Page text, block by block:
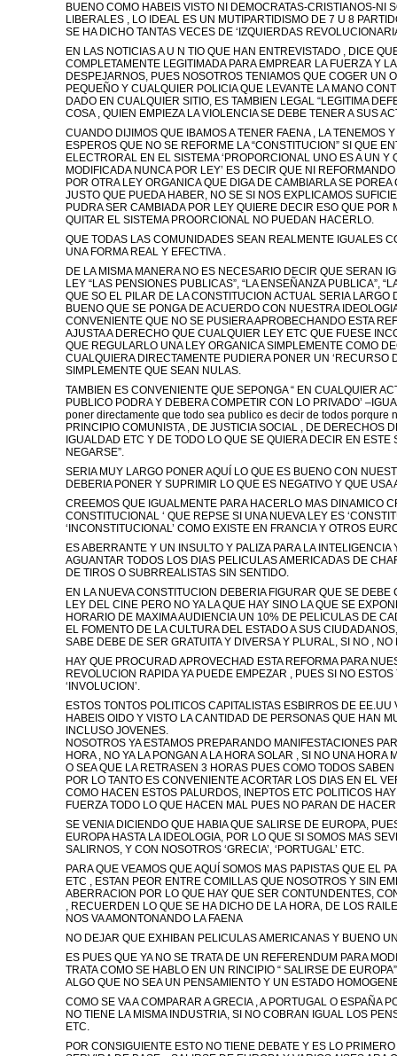
BUENO COMO HABEIS VISTO NI DEMOCRATAS-CRISTIANOS-NI
LIBERALES , LO IDEAL ES UN MUTIPARTIDISMO DE 7 U 8
SE HA DICHO TANTAS VECES DE ‘IZQUIERDAS
EN LAS NOTICIAS A U N TIO QUE HAN ENTREVISTADO , DICE
COMPLETAMENTE LEGITIMADA PARA EMPREAR LA FUERZA Y
DESPEJARNOS, PUES NOSOTROS TENIAMOS QUE COGER UN
PEQUEÑO Y CUALQUIER POLICIA QUE LEVANTE LA MANO
DADO EN CUALQUIER SITIO, ES TAMBIEN LEGAL “LEGITIMA
COSA , QUIEN EMPIEZA LA VIOLENCIA SE DEBE TENER A SUS
CUANDO DIJIMOS QUE IBAMOS A TENER FAENA , LA TENEMOS
ESPEROS QUE NO SE REFORME LA “CONSTITUCION” SI QUE
ELECTRORAL EN EL SISTEMA ‘PROPORCIONAL UNO ES A UN Y
MODIFICADA NUNCA POR LEY’ ES DECIR QUE NI
POR OTRA LEY ORGANICA QUE DIGA DE CAMBIARLA SE
JUSTO QUE PUEDA HABER, NO SE SI NOS EXPLICAMOS
PUDRA SER CAMBIADA POR LEY QUIERE DECIR ESO QUE
QUITAR EL SISTEMA PROORCIONAL NO PUEDAN HACERLO.
QUE TODAS LAS COMUNIDADES SEAN REALMENTE IGUALES
UNA FORMA REAL Y EFECTIVA .
DE LA MISMA MANERA NO ES NECESARIO DECIR QUE SERAN
LEY “LAS PENSIONES PUBLICAS”, “LA ENSEÑANZA PUBLICA”,
QUE SO EL PILAR DE LA CONSTITUCION ACTUAL SERIA LARGO
BUENO QUE SE PONGA DE ACUERDO CON NUESTRA
CONVENIENTE QUE NO SE PUSIERA APROBECHANDO ESTA
AJUSTA A DERECHO QUE CUALQUIER LEY ETC QUE FUESE
QUE REGULARLO UNA LEY ORGANICA SIMPLEMENTE COMO
CUALQUIERA DIRECTAMENTE PUDIERA PONER UN ‘RECURSO
SIMPLEMENTE QUE SEAN NULAS.
TAMBIEN ES CONVENIENTE QUE SEPONGA “ EN CUALQUIER
PUBLICO PODRA Y DEBERA COMPETIR CON LO PRIVADO’
poner directamente que todo sea publico es decir de todos porqure
PRINCIPIO COMUNISTA , DE JUSTICIA SOCIAL , DE DERECHOS
IGUALDAD ETC Y DE TODO LO QUE SE QUIERA DECIR EN ESTE
NEGARSE”.
SERIA MUY LARGO PONER AQUÍ LO QUE ES BUENO CON
DEBERIA PONER Y SUPRIMIR LO QUE ES NEGATIVO Y QUE USA
CREEMOS QUE IGUALMENTE PARA HACERLO MAS DINAMICO
CONSTITUCIONAL ‘ QUE REPSE SI UNA NUEVA LEY ES
‘INCONSTITUCIONAL’ COMO EXISTE EN FRANCIA Y OTROS
ES ABERRANTE Y UN INSULTO Y PALIZA PARA LA
AGUANTAR TODOS LOS DIAS PELICULAS AMERICADAS DE
DE TIROS O SUBRREALISTAS SIN SENTIDO.
EN LA NUEVA CONSTITUCION DEBERIA FIGURAR QUE SE
LEY DEL CINE PERO NO YA LA QUE HAY SINO LA QUE SE
HORARIO DE MAXIMA AUDIENCIA UN 10% DE PELICULAS DE
EL FOMENTO DE LA CULTURA DEL ESTADO A SUS
SABE DEBE DE SER GRATUITA Y DIVERSA Y PLURAL, SI NO ,
HAY QUE PROCURAD APROVECHAD ESTA REFORMA PARA
REVOLUCION RAPIDA YA PUEDE EMPEZAR , PUES SI NO
‘INVOLUCION’.
ESTOS TONTOS POLITICOS CAPITALISTAS ESBIRROS DE EE.UU
HABEIS OIDO Y VISTO LA CANTIDAD DE PERSONAS QUE HAN
INCLUSO JOVENES.
NOSOTROS YA ESTAMOS PREPARANDO MANIFESTACIONES
HORA , NO YA LA PONGAN A LA HORA SOLAR , SI NO UNA HORA
O SEA QUE LA RETRASEN 3 HORAS PUES COMO TODOS
POR LO TANTO ES CONVENIENTE ACORTAR LOS DIAS EN EL
COMO HACEN ESTOS PALURDOS, INEPTOS ETC POLITICOS
FUERZA TODO LO QUE HACEN MAL PUES NO PARAN DE
SE VENIA DICIENDO QUE HABIA QUE SALIRSE DE EUROPA,
EUROPA HASTA LA IDEOLOGIA, POR LO QUE SI SOMOS MAS
SALIRNOS, Y CON NOSOTROS ‘GRECIA’, ‘PORTUGAL’ ETC.
PARA QUE VEAMOS QUE AQUÍ SOMOS MAS PAPISTAS QUE EL
ETC , ESTAN PEOR ENTRE COMILLAS QUE NOSOTROS Y SIN
ABERRACION POR LO QUE HAY QUE SER CONTUNDENTES,
, RECUERDEN LO QUE SE HA DICHO DE LA HORA, DE LOS
NOS VA AMONTONANDO LA FAENA
NO DEJAR QUE EXHIBAN PELICULAS AMERICANAS Y BUENO
ES PUES QUE YA NO SE TRATA DE UN REFERENDUM PARA
TRATA COMO SE HABLO EN UN RINCIPIO “ SALIRSE DE
ALGO QUE NO SEA UN PENSAMIENTO Y UN ESTADO
COMO SE VA A COMPARAR A GRECIA , A PORTUGAL O ESPAÑA
NO TIENE LA MISMA INDUSTRIA, SI NO COBRAN IGUAL LOS
ETC.
POR CONSIGUIENTE ESTO NO TIENE DEBATE Y ES LO